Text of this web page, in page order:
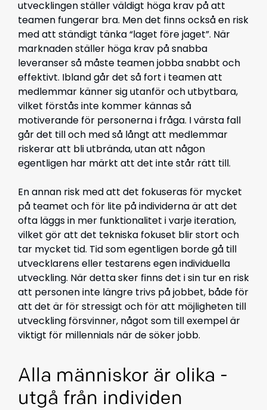
utvecklingen ställer väldigt höga krav på att
teamen fungerar bra. Men det finns också en risk
med att ständigt tänka “laget före jaget”. När
marknaden ställer höga krav på snabba
leveranser så måste teamen jobba snabbt och
effektivt. Ibland går det så fort i teamen att
medlemmar känner sig utanför och utbytbara,
vilket förstås inte kommer kännas så
motiverande för personerna i fråga. I värsta fall
går det till och med så långt att medlemmar
riskerar att bli utbrända, utan att någon
egentligen har märkt att det inte står rätt till.
En annan risk med att det fokuseras för mycket
på teamet och för lite på individerna är att det
ofta läggs in mer funktionalitet i varje iteration,
vilket gör att det tekniska fokuset blir stort och
tar mycket tid. Tid som egentligen borde gå till
utvecklarens eller testarens egen individuella
utveckling. När detta sker finns det i sin tur en risk
att personen inte längre trivs på jobbet, både för
att det är för stressigt och för att möjligheten till
utveckling försvinner, något som till exempel är
viktigt för millennials när de söker jobb.
Alla människor är olika -
utgå från individen